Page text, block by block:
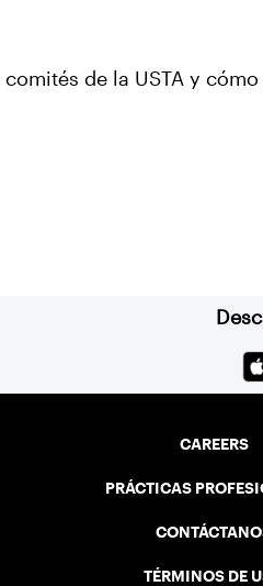
de la USTA y
CAREERS
PRÁCTICAS
TÉRMINOS DE